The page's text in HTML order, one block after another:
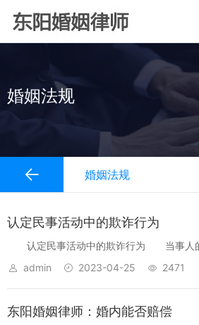
婚姻法规
婚姻法规
认定民事活动中的欺诈行为
认定民事活动中的欺诈行为 当事人的
法律行为的重要条件之一。欺诈是造成行为
admin 2023-04-25 2471
东阳婚姻律师：婚内能否赔偿